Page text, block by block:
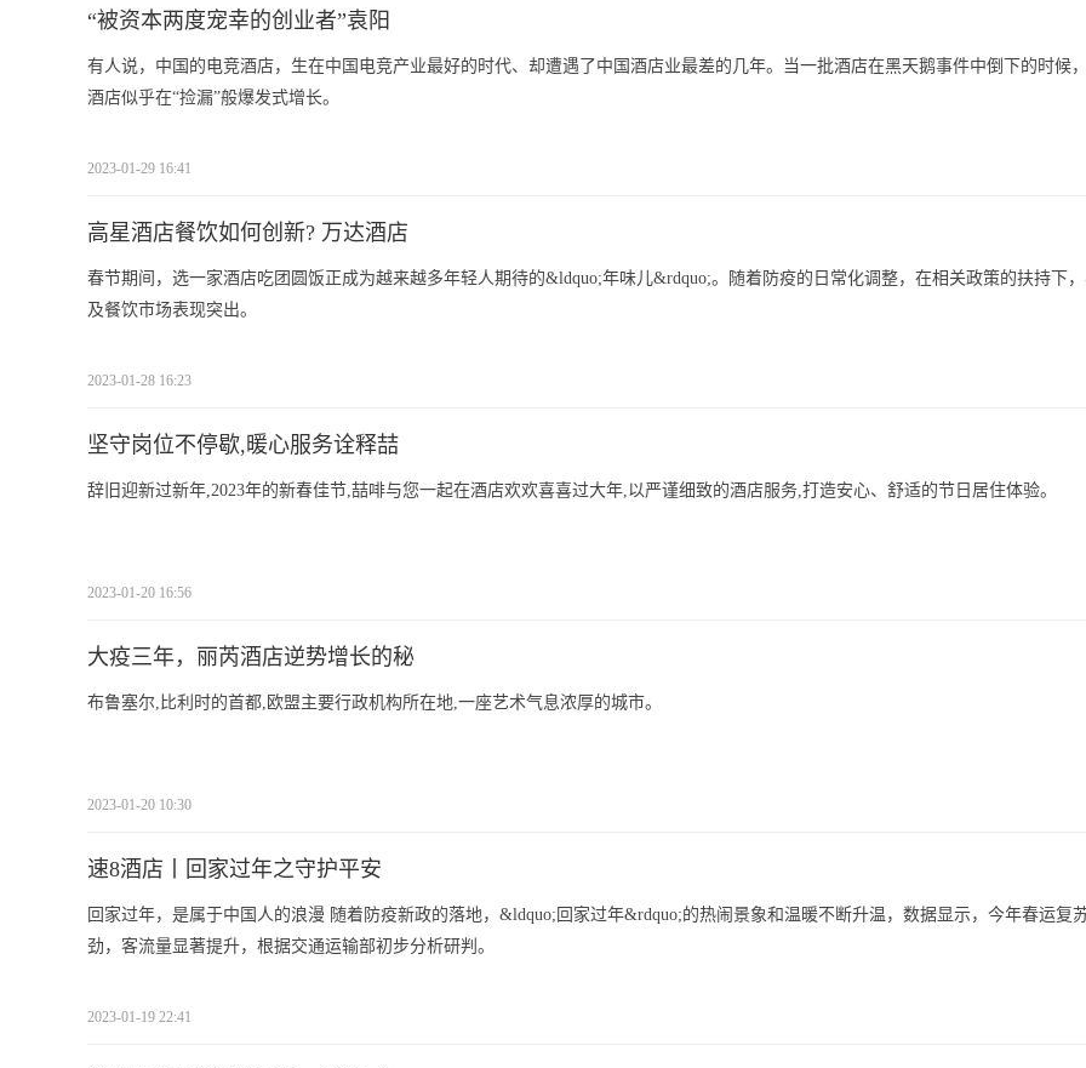
“被资本两度宠幸的创业者”袁阳
有人说，中国的电竞酒店，生在中国电竞产业最好的时代、却遭遇了中国酒店业最差的几年。当一批酒店在黑天鹅事件中倒下的时候
酒店似乎在“捡漏”般爆发式增长。
2023-01-29 16:41
高星酒店餐饮如何创新? 万达酒店
春节期间，选一家酒店吃团圆饭正成为越来越多年轻人期待的&ldquo;年味儿&rdquo;。随着防疫的日常化调整，在相关政策的扶持下
及餐饮市场表现突出。
2023-01-28 16:23
坚守岗位不停歇,暖心服务诠释喆
辞旧迎新过新年,2023年的新春佳节,喆啡与您一起在酒店欢欢喜喜过大年,以严谨细致的酒店服务,打造安心、舒适的节日居住体验。
2023-01-20 16:56
大疫三年，丽芮酒店逆势增长的秘
布鲁塞尔,比利时的首都,欧盟主要行政机构所在地,一座艺术气息浓厚的城市。
2023-01-20 10:30
速8酒店丨回家过年之守护平安
回家过年，是属于中国人的浪漫 随着防疫新政的落地，&ldquo;回家过年&rdquo;的热闹景象和温暖不断升温，数据显示，今年春运复
劲，客流量显著提升，根据交通运输部初步分析研判。
2023-01-19 22:41